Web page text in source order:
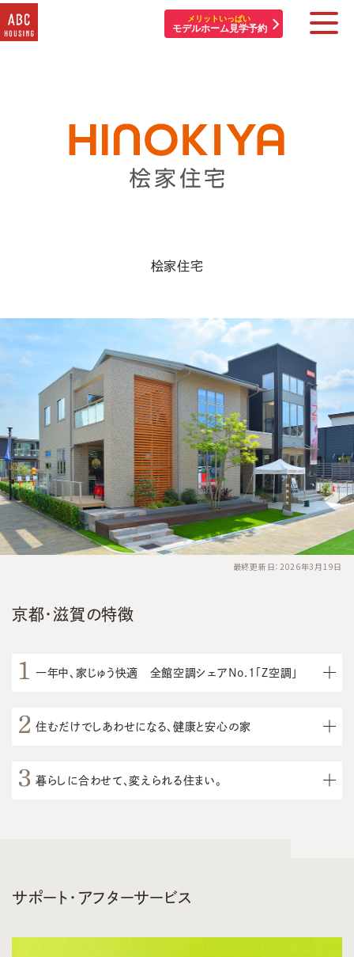
メリットいっぱい
モデルホーム見学予約
イベント&プレゼント
桧家住宅
最終更新日：2026年3月19日
京都・滋賀の特徴
一年中、家じゅう快適 全館空調シェアNo.1「Z空調」
住むだけでしあわせになる、健康と安心の家
暮らしに合わせて、変えられる住まい。
サポート・アフターサービス